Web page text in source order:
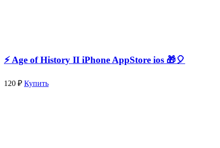
⚡️ Age of History II iPhone AppStore ios 🎁🎈
120 ₽ Купить